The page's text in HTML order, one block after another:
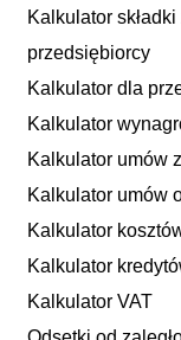
Kalkulator
przedsiębiorcy
Kalkulator dla
Kalkulator
Kalkulator umów
Kalkulator umów
Kalkulator
Kalkulator
Kalkulator VAT